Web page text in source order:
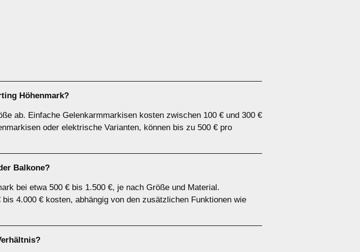
Höhenmark?
ab. Einfache Gelenkarmmarkisen kosten zwischen 100 € und 300 €
oder elektrische Varianten, können bis zu 500 € pro
Balkone?
bei etwa 500 € bis 1.500 €, je nach Größe und Material.
4.000 € kosten, abhängig von den zusätzlichen Funktionen wie